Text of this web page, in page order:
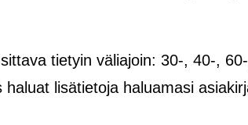
tietyin väliajoin: 30-, 40-,
haluat lisätietoja haluamasi